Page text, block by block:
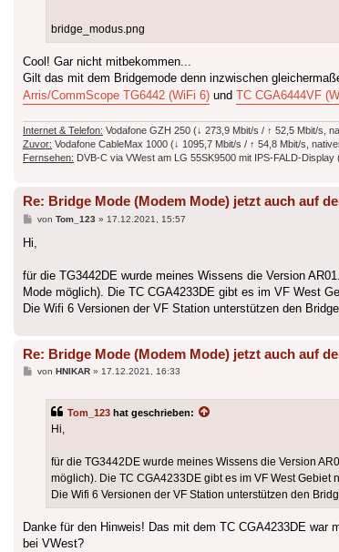
bridge_modus.png
Cool! Gar nicht mitbekommen...
Gilt das mit dem Bridgemode denn inzwischen
Arris/CommScope TG6442 (WiFi 6) und TC CGA6444VF
Internet & Telefon: Vodafone GZH 250 (↓ 273,9 Mbit/s / ↑ 52,5 Mbit/s,
Zuvor: Vodafone CableMax 1000 (↓ 1095,7 Mbit/s / ↑ 54,8 Mbit/s,
Fernsehen: DVB-C via VWest am LG 55SK9500 mit IPS-FALD-
Re: Bridge Mode (Modem Mode) jetzt auch auf
Beitrag
von Tom_123 » 17.12.2021, 15:57
Hi,
für die TG3442DE wurde meines Wissens die Version
Mode möglich). Die TC CGA4233DE gibt es im VF West
Die Wifi 6 Versionen der VF Station unterstützen den
Re: Bridge Mode (Modem Mode) jetzt auch auf
Beitrag
von HNIKAR» 17.12.2021, 16:33
Tom_123 hat geschrieben:
Hi,
für die TG3442DE wurde meines Wissens die Version
möglich). Die TC CGA4233DE gibt es im VF West Gebiet
Die Wifi 6 Versionen der VF Station unterstützen den
Danke für den Hinweis! Das mit dem TC CGA4233DE
bei VWest?